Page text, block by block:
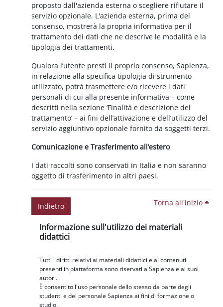
proposto dall'azienda esterna o scegliere rifiutare il
servizio opzionale. L'azienda esterna, prima del
consenso, mostrerà la propria informativa per il
trattamento dei dati che ne descrive le modalità e la
tipologia dei trattamenti.
Qualora l’utente presti il proprio consenso, Sapienza,
in relazione alla specifica tipologia di strumento
utilizzato, potrà trasmettere e/o ricevere i dati
personali di cui alla presente informativa – come
descritti nella sezione ‘Finalità e descrizione del
trattamento’ – ai fini dell’attivazione e dell’utilizzo del
servizio aggiuntivo opzionale fornito da soggetti terzi.
Comunicazione e Trasferimento all’estero
I dati raccolti sono conservati in Italia e non saranno
oggetto di trasferimento in altri paesi.
Indietro Torna all'inizio
Blocchi
Informazione sull'utilizzo dei materiali
didattici
Tutti i diritti relativi ai materiali didattici e ai contenuti
presenti in piattaforma sono riservati a Sapienza e ai suoi
autori.
È consentito l'uso personale dello stesso da parte degli
studenti e del personale Sapienza ai fini di formazione o
studio.